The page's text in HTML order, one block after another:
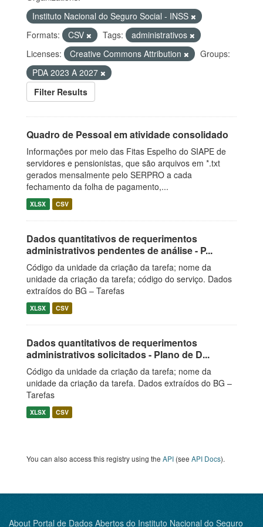
Instituto Nacional do Seguro Social - INSS
Formats:
CSV Tags:
administrativos
Licenses:
Creative Commons Attribution
Groups:
PDA 2023 A 2027
Filter Results
Quadro de Pessoal em atividade consolidado
Informações por meio das Fitas Espelho do SIAPE de
servidores e pensionistas, que são arquivos em *.txt
gerados mensalmente pelo SERPRO a cada
fechamento da folha de pagamento,...
XLSX CSV
Dados quantitativos de requerimentos
administrativos pendentes de análise - P...
Código da unidade da criação da tarefa; nome da
unidade da criação da tarefa; código do serviço. Dados
extraídos do BG – Tarefas
XLSX CSV
Dados quantitativos de requerimentos
administrativos solicitados - Plano de D...
Código da unidade da criação da tarefa; nome da
unidade da criação da tarefa. Dados extraídos do BG –
Tarefas
XLSX CSV
You can also access this registry using the API (see API Docs).
About Portal de Dados Abertos do Instituto Nacional do Seguro